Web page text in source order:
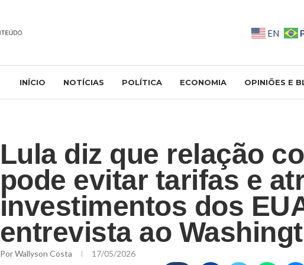
EN
INÍCIO NOTÍCIAS POLÍTICA ECONOMIA OPINIÕES E
Lula diz que relação
pode evitar tarifas e
investimentos dos
entrevista ao
PorWallyson Costa 17/05/2026